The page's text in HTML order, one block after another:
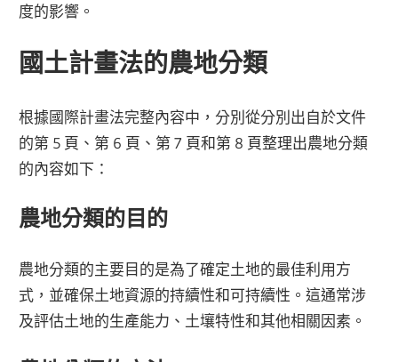
度的影響。
國土計畫法的農地分類
根據國際計畫法完整內容中，分別從分別出自於文件
的第 5 頁、第 6 頁、第 7 頁和第 8 頁整理出農地分類
的內容如下：
農地分類的目的
農地分類的主要目的是為了確定土地的最佳利用方
式，並確保土地資源的持續性和可持續性。這通常涉
及評估土地的生產能力、土壤特性和其他相關因素。